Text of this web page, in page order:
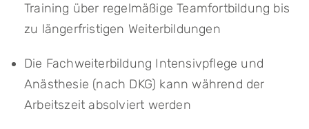
Training über regelmäßige Teamfortbildung bis
zu längerfristigen Weiterbildungen
Die Fachweiterbildung Intensivpflege und
Anästhesie (nach DKG) kann während der
Arbeitszeit absolviert werden